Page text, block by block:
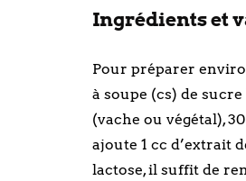
Ingrédients et
Pour préparer
à soupe (cs) de
(vache ou végétal),
ajoute 1 cc d’extrait
lactose, il suffit de